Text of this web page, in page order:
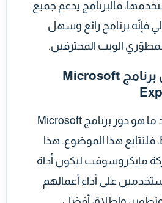
فالبرنامج يدعم جميع
فإنّه برنامج رائع وسهل
الويب المحترفين.
ميزات وخصائص برنامج Microsoft
إن كنت لم تدرك بعد ما هو دور برنامج Microsoft
Expression Web 4، فلتتابع هذا الموضوع. هذا
مايكروسوفت ليكون أداة
على أداء أعمالهم